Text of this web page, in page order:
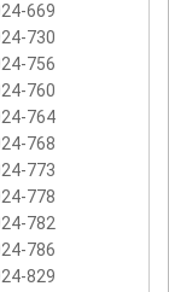
669
730
756
760
764
768
773
778
782
786
829